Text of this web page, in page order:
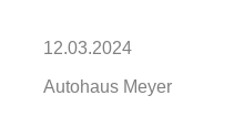
12.03.2024
Autohaus Meyer